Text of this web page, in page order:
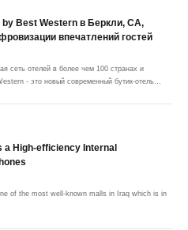
Best Western в Беркли, CA,
впечатлений гостей
сеть отелей в более чем 100 странах и
- это новый современный бутик-отель
гостей в услугах, позволяющих сделать их
of the most well-known malls in Iraq which is in